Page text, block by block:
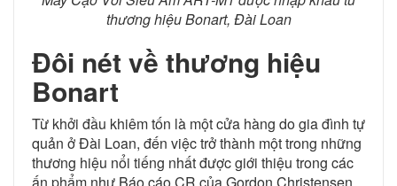
thương hiệu Bonart, Đài Loan
Đôi nét về thương hiệu
Bonart
Từ khởi đầu khiêm tốn là một cửa hàng do gia đình tự
quản ở Đài Loan, đến việc trở thành một trong những
thương hiệu nổi tiếng nhất được giới thiệu trong các
ấn phẩm như Báo cáo CR của Gordon Christensen.